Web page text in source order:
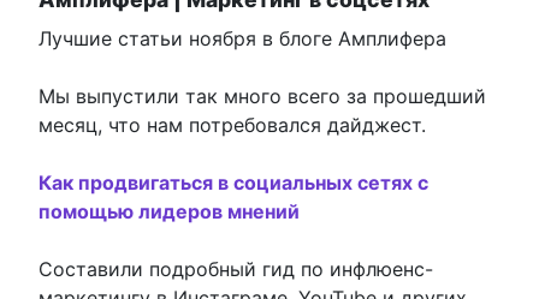
Лучшие статьи ноября в блоге Амплифера
Мы выпустили так много всего за прошедший
месяц, что нам потребовался дайджест.
Как продвигаться в социальных сетях с
помощью лидеров мнений
Составили подробный гид по инфлюенс-